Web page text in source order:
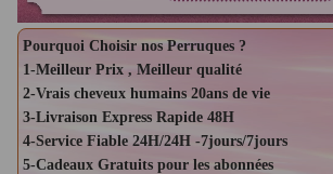
Pourquoi Choisir nos Perruques ?
1-Meilleur Prix , Meilleur qualité
2-Vrais cheveux humains 20ans de vie
3-Livraison Express Rapide 48H
4-Service Fiable 24H/24H -7jours/7jours
5-Cadeaux Gratuits pour les abonnées